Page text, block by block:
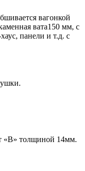
вагонкой
вата150 мм, с
панели и т.д. с
«В» толщиной 14мм.